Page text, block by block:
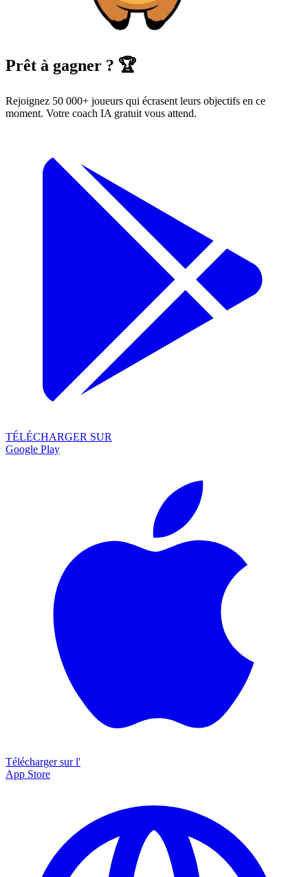
Prêt à gagner ? 🏆
Rejoignez 50 000+ joueurs qui écrasent leurs objectifs en ce
moment. Votre coach IA gratuit vous attend.
TÉLÉCHARGER SUR
Google Play
Télécharger sur l'
App Store